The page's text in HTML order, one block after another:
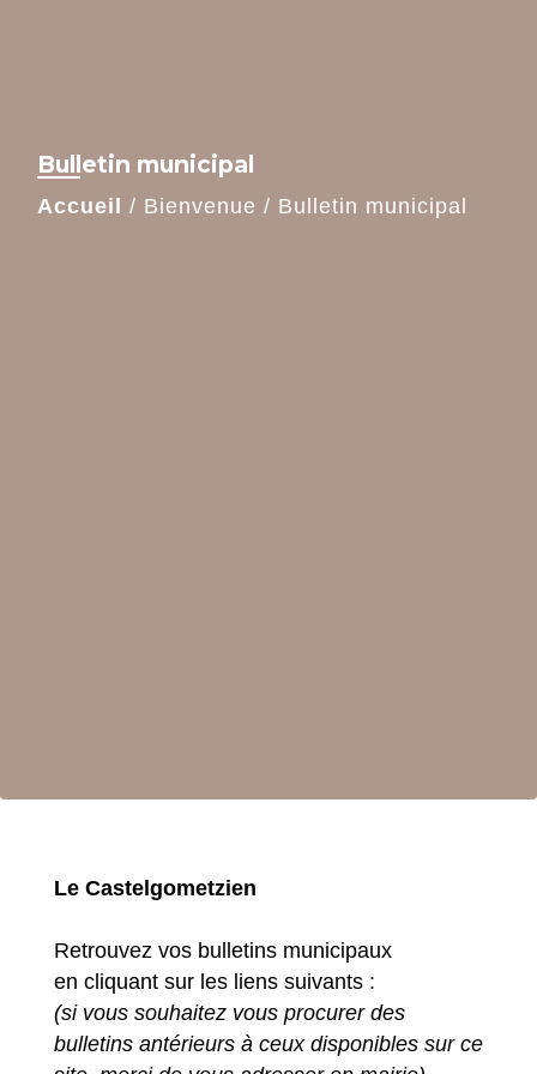
Bulletin municipal
Accueil / Bienvenue / Bulletin municipal
Le Castelgometzien
Retrouvez vos bulletins municipaux
en cliquant sur les liens suivants :
(si vous souhaitez vous procurer des
bulletins antérieurs à ceux disponibles sur ce